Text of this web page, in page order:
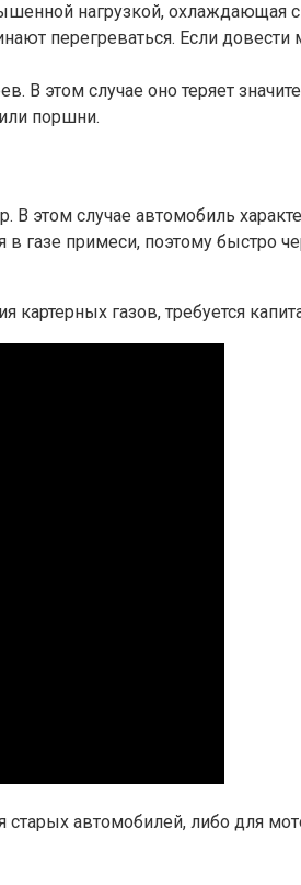
нагрузкой,
перегреваться. Если
В этом случае оно теряет
поршни.
В этом случае автомобиль
в газе примеси, поэтому
картерных газов, требуется
старых автомобилей, либо для